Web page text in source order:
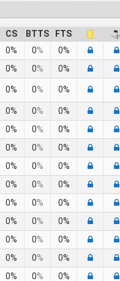
CS BTTS FTS
0% 0% 0%
0% 0% 0%
0% 0% 0%
0% 0% 0%
0% 0% 0%
0% 0% 0%
0% 0% 0%
0% 0% 0%
0% 0% 0%
0% 0% 0%
0% 0% 0%
0% 0% 0%
0% 0% 0%